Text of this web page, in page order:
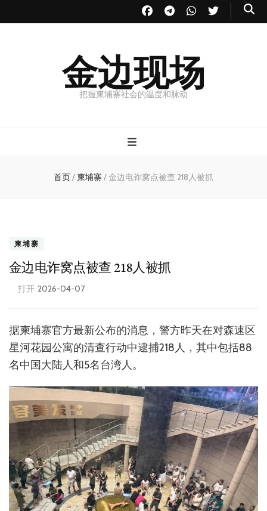
金边现场
把握柬埔寨社会的温度和脉动
首页/ 柬埔寨 /金边电诈窝点被查 218人被抓
柬埔寨
金边电诈窝点被查 218人被抓
打开 2026-04-07
据柬埔寨官方最新公布的消息，警方昨天在对森速区
星河花园公寓的清查行动中逮捕218人，其中包括88
名中国大陆人和5名台湾人。